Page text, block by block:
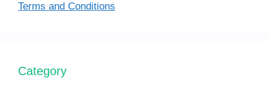
Terms and Conditions
Category